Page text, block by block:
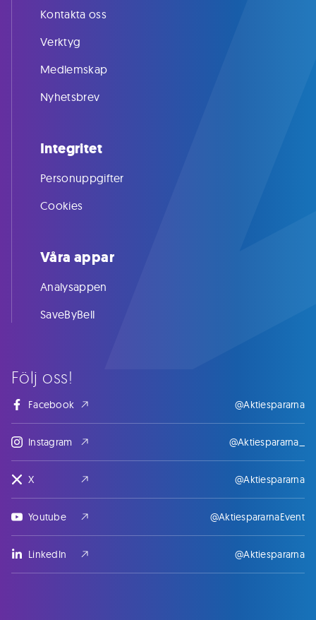
Följ oss!
Facebook @Aktiespararna
Instagram @Aktiespararna_
X @Aktiespararna
Youtube @AktiespararnaEvent
LinkedIn @Aktiespararna
Kontakta oss
Verktyg
Medlemskap
Nyhetsbrev
Integritet
Personuppgifter
Cookies
Våra appar
Analysappen
SaveByBell